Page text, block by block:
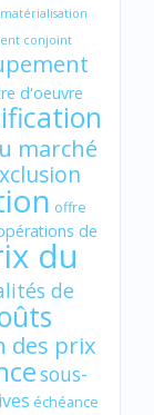
conjoint
d'oeuvre
marché
offre
de
du
de
des prix
sous-
échéance